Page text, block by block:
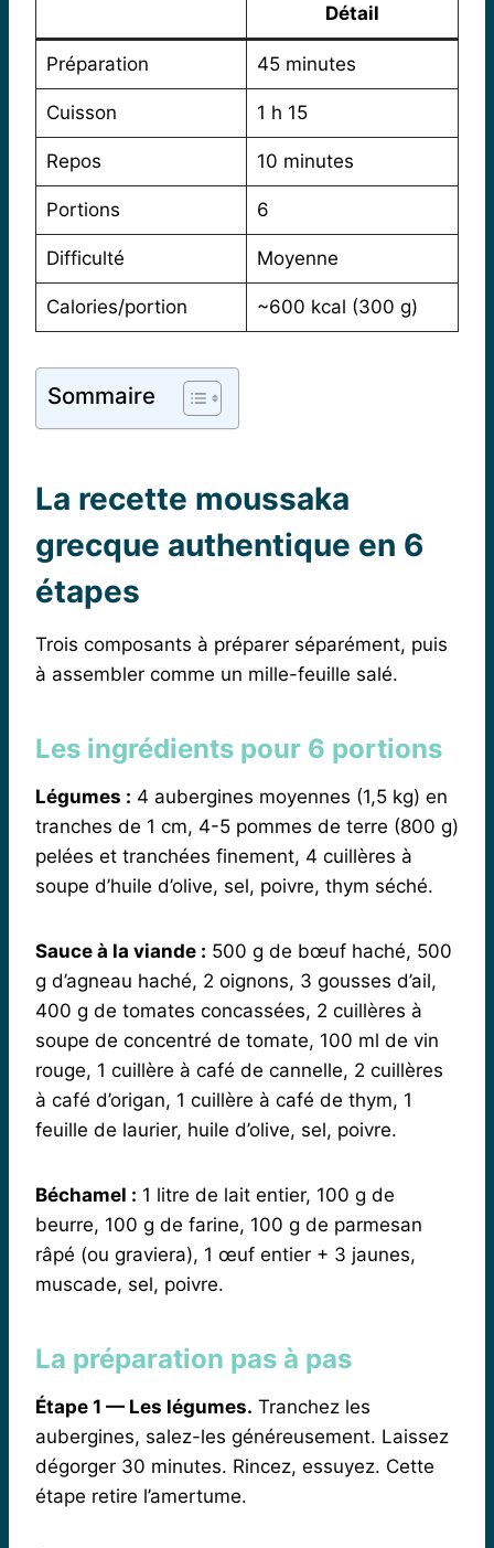
Détail
Préparation 45 minutes
Cuisson 1 h 15
Repos 10 minutes
Portions 6
Difficulté Moyenne
Calories/portion ~600 kcal (300 g)
Sommaire
La recette moussaka
grecque authentique en 6
étapes
Trois composants à préparer séparément, puis
à assembler comme un mille-feuille salé.
Les ingrédients pour 6 portions
Légumes : 4 aubergines moyennes (1,5 kg) en
tranches de 1 cm, 4-5 pommes de terre (800 g)
pelées et tranchées finement, 4 cuillères à
soupe d’huile d’olive, sel, poivre, thym séché.
Sauce à la viande : 500 g de bœuf haché, 500
g d’agneau haché, 2 oignons, 3 gousses d’ail,
400 g de tomates concassées, 2 cuillères à
soupe de concentré de tomate, 100 ml de vin
rouge, 1 cuillère à café de cannelle, 2 cuillères
à café d’origan, 1 cuillère à café de thym, 1
feuille de laurier, huile d’olive, sel, poivre.
Béchamel : 1 litre de lait entier, 100 g de
beurre, 100 g de farine, 100 g de parmesan
râpé (ou graviera), 1 œuf entier + 3 jaunes,
muscade, sel, poivre.
La préparation pas à pas
Étape 1 — Les légumes. Tranchez les
aubergines, salez-les généreusement. Laissez
dégorger 30 minutes. Rincez, essuyez. Cette
étape retire l’amertume.